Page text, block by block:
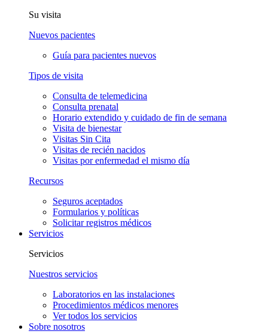
Su visita
Nuevos pacientes
Guía para pacientes nuevos
Tipos de visita
Consulta de telemedicina
Consulta prenatal
Horario extendido y cuidado de fin de semana
Visita de bienestar
Visitas Sin Cita
Visitas de recién nacidos
Visitas por enfermedad el mismo día
Recursos
Seguros aceptados
Formularios y políticas
Solicitar registros médicos
Servicios
Servicios
Nuestros servicios
Laboratorios en las instalaciones
Procedimientos médicos menores
Ver todos los servicios
Sobre nosotros